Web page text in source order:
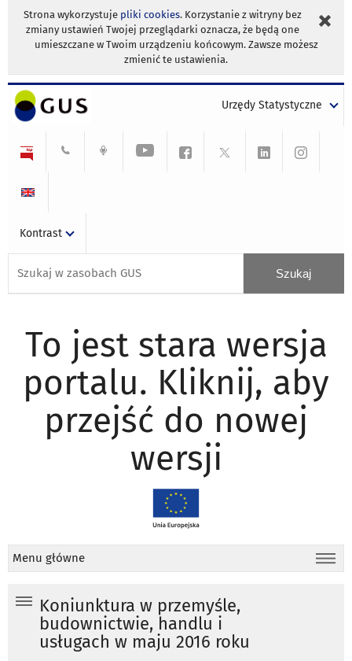
Strona wykorzystuje pliki cookies. Korzystanie z witryny bez
zmiany ustawień Twojej przeglądarki oznacza, że będą one
umieszczane w Twoim urządzeniu końcowym. Zawsze możesz
zmienić te ustawienia.
Urzędy Statystyczne
Kontrast
To jest stara wersja
portalu. Kliknij, aby
przejść do nowej
wersji
Menu główne
Koniunktura w przemyśle,
budownictwie, handlu i
usługach w maju 2016 roku